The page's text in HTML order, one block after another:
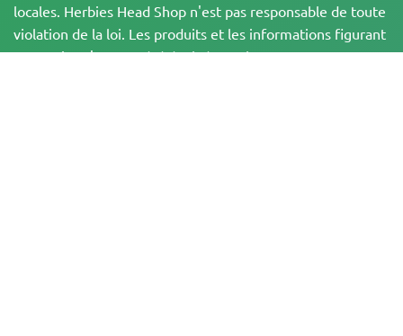
locales. Herbies Head Shop n'est pas responsable de toute
violation de la loi. Les produits et les informations figurant
sur ce site n'ont pas été évalués par la FDA et ne sont PAS